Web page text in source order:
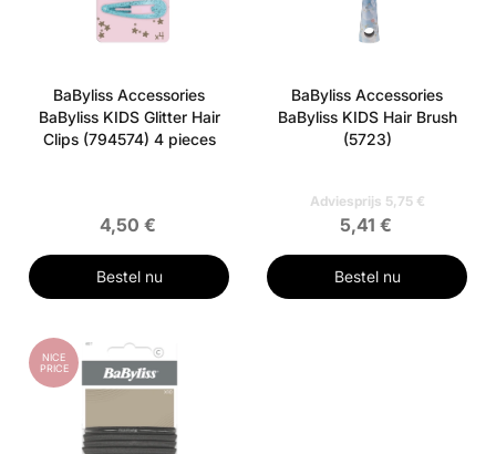
BaByliss Accessories
BaByliss KIDS Glitter Hair
Clips (794574) 4 pieces
4,50 €
Bestel nu
BaByliss Accessories
BaByliss KIDS Hair Brush
(5723)
Adviesprijs 5,75 €
5,41 €
Bestel nu
NICE
PRICE